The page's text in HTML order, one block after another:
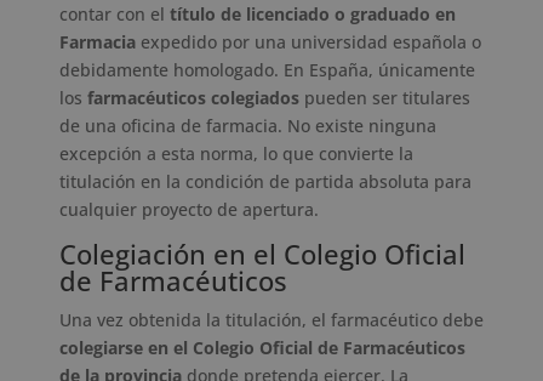
contar con el título de licenciado o graduado en
Farmaciaexpedido por una universidad española o
debidamente homologado. En España, únicamente
los farmacéuticos colegiadospueden ser titulares
de una oficina de farmacia. No existe ninguna
excepción a esta norma, lo que convierte la
titulación en la condición de partida absoluta para
cualquier proyecto de apertura.
Colegiación en el Colegio Oficial
de Farmacéuticos
Una vez obtenida la titulación, el farmacéutico debe
colegiarse en el Colegio Oficial de Farmacéuticos
de la provinciadonde pretenda ejercer. La